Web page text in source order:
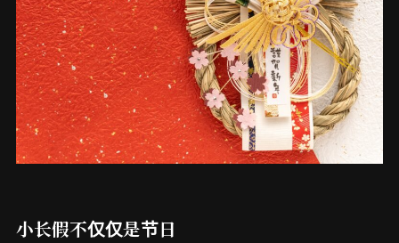
小长假不仅仅是节日